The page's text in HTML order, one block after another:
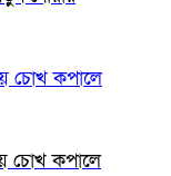
চোখ কপালে